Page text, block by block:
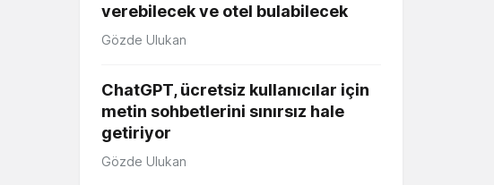
verebilecek ve otel bulabilecek
Gözde Ulukan
ChatGPT, ücretsiz kullanıcılar için
metin sohbetlerini sınırsız hale
getiriyor
Gözde Ulukan